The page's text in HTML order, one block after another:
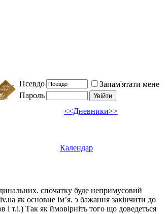
Псевдо
Запам'ятати мене
Пароль
<<Дневники>>
Календар
спочатку буде непримусовий
як основне імʼя. э бажання закінчити до
т.і.) Так як ймовірніть того що доведеться